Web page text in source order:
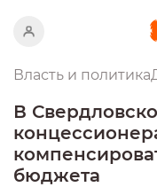
Власть и политика
В
бюджета